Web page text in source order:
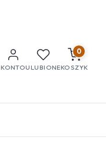
KONTOULUBIONE
0
KOSZYK